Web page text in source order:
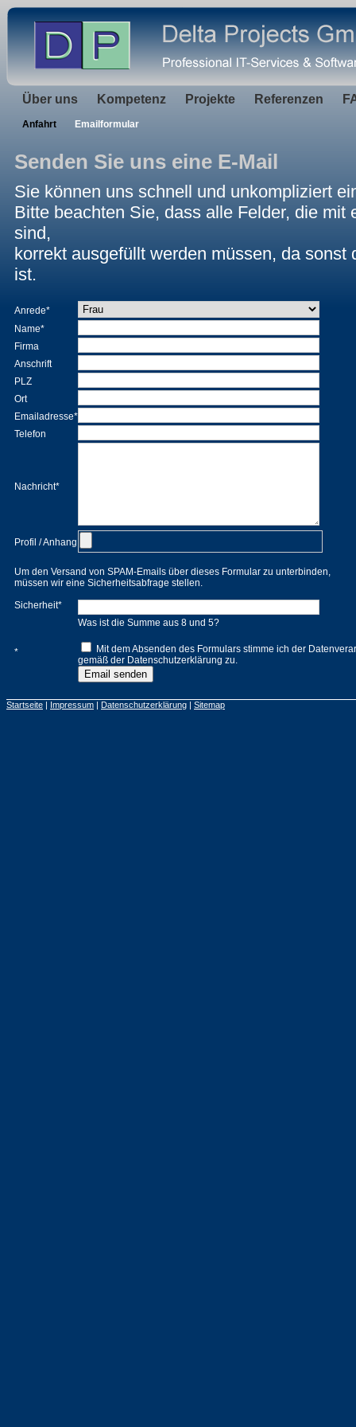
Über uns Kompetenz Projekte Referenzen
Anfahrt Emailformular
Senden Sie uns eine E-Mail
Sie können uns schnell und unkompliziert
Bitte beachten Sie, dass alle Felder, die mit
sind,
korrekt ausgefüllt werden müssen, da
ist.
Anrede*
Name*
Firma
Anschrift
PLZ
Ort
Emailadresse*
Telefon
Nachricht*
Profil / Anhang
Um den Versand von SPAM-Emails über dieses Formular zu unterbinden,
müssen wir eine Sicherheitsabfrage stellen.
Sicherheit*
Was ist die Summe aus 8 und 5?
*
Mit dem Absenden des Formulars stimme ich der
gemäß der Datenschutzerklärung zu.
Startseite | Impressum | Datenschutzerklärung | Sitemap